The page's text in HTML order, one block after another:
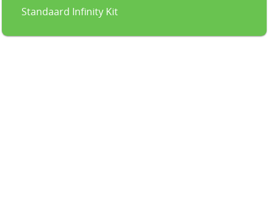
Standaard Infinity Kit